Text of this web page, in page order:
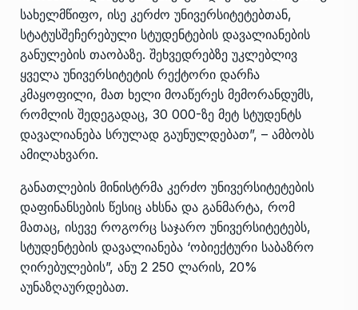
სახელმწიფო, ისე კერძო უნივერსიტეტებთან,
სტატუსშეჩერებული სტუდენტების დავალიანების
განულების თაობაზე. შეხვედრებზე უკლებლივ
ყველა უნივერსიტეტის რექტორი დარჩა
კმაყოფილი, მათ ხელი მოაწერეს მემორანდუმს,
რომლის შედეგადაც, 30 000-ზე მეტ სტუდენტს
დავალიანება სრულად გაუნულდებათ”, – ამბობს
ამილახვარი.
განათლების მინისტრმა კერძო უნივერსიტეტების
დაფინანსების წესიც ახსნა და განმარტა, რომ
მათაც, ისევე როგორც საჯარო უნივერსიტეტებს,
სტუდენტების დავალიანება ‘ობიექტური საბაზრო
ღირებულების”, ანუ 2 250 ლარის, 20%
აუნაზღაურდებათ.